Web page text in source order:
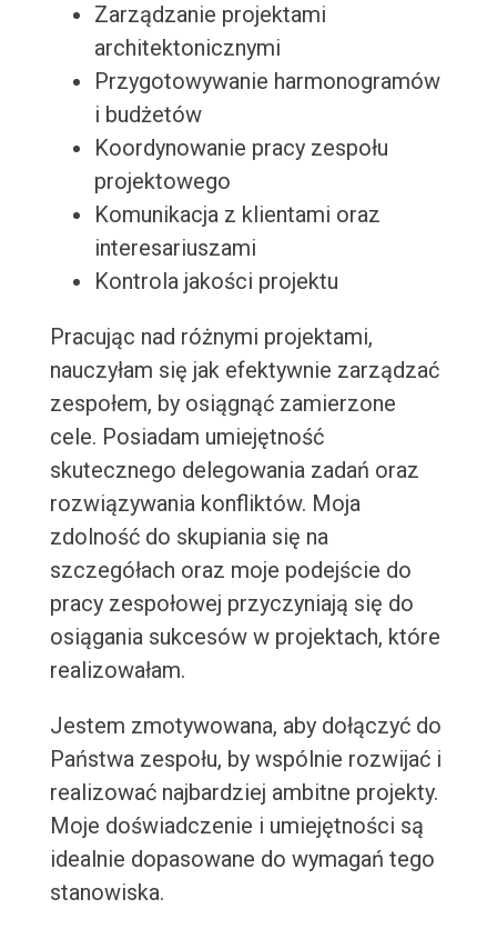
Zarządzanie projektami
architektonicznymi
Przygotowywanie harmonogramów
i budżetów
Koordynowanie pracy zespołu
projektowego
Komunikacja z klientami oraz
interesariuszami
Kontrola jakości projektu
Pracując nad różnymi projektami,
nauczyłam się jak efektywnie zarządzać
zespołem, by osiągnąć zamierzone
cele. Posiadam umiejętność
skutecznego delegowania zadań oraz
rozwiązywania konfliktów. Moja
zdolność do skupiania się na
szczegółach oraz moje podejście do
pracy zespołowej przyczyniają się do
osiągania sukcesów w projektach, które
realizowałam.
Jestem zmotywowana, aby dołączyć do
Państwa zespołu, by wspólnie rozwijać i
realizować najbardziej ambitne projekty.
Moje doświadczenie i umiejętności są
idealnie dopasowane do wymagań tego
stanowiska.